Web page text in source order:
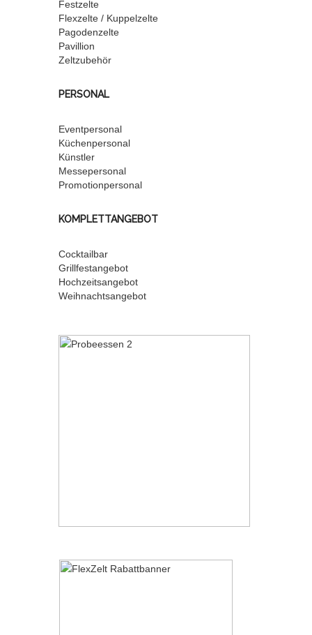
Festzelte
Flexzelte / Kuppelzelte
Pagodenzelte
Pavillion
Zeltzubehör
PERSONAL
Eventpersonal
Küchenpersonal
Künstler
Messepersonal
Promotionpersonal
KOMPLETTANGEBOT
Cocktailbar
Grillfestangebot
Hochzeitsangebot
Weihnachtsangebot